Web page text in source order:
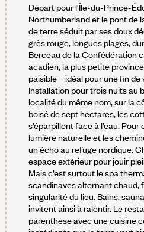
Départ pour l'Île-du-Prince-
Northumberland et le pont de
de terre séduit par ses doux
grès rouge, longues plages,
Berceau de la Confédération
acadien, la plus petite
paisible – idéal pour une fin de
Installation pour trois nuits au
localité du même nom, sur la
boisé de sept hectares, les
s’éparpillent face à l’eau.
lumière naturelle et les
un écho au refuge nordique.
espace extérieur pour jouir
Mais c’est surtout le spa
scandinaves alternant chaud,
singularité du lieu. Bains,
invitent ainsi à ralentir. Le
parenthèse avec une cuisine